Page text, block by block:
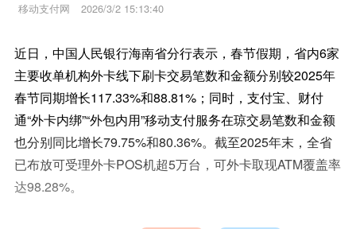
移动支付网 2026/3/2 15:13:40
近日，中国人民银行海南省分行表示，春节假期，省内6家
主要收单机构外卡线下刷卡交易笔数和金额分别较2025年
春节同期增长117.33%和88.81%；同时，支付宝、财付
通“外卡内绑”“外包内用”移动支付服务在琼交易笔数和金额
也分别同比增长79.75%和80.36%。截至2025年末，全省
已布放可受理外卡POS机超5万台，可外卡取现ATM覆盖率
达98.28%。